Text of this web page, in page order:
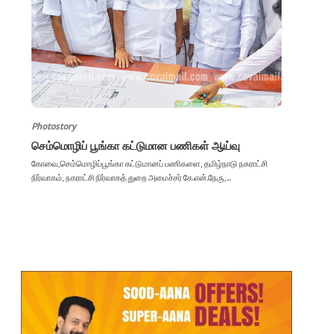
Photostory
செம்மொழிப் பூங்கா கட்டுமான பணிகள் ஆய்வு
கோவை,செம்மொழிப்பூங்கா கட்டுமானப் பணிகளை, தமிழ்நாடு நகராட்சி
நிர்வாகம், நகராட்சி நிர்வாகத் துறை அமைச்சர் கே.என்.நேரு,...